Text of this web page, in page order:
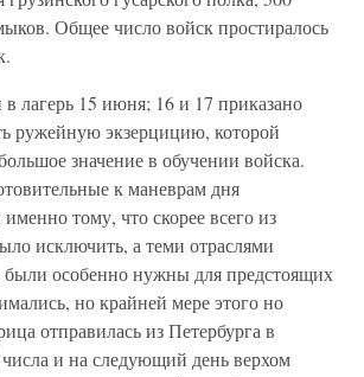
Общее число войск простиралось
лагерь 15 июня; 16 и 17 приказано
ружейную экзерцицию, которой
значение в обучении войска.
к маневрам дня
тому, что скорее всего из
исключить, а теми отраслями
особенно нужны для предстоящих
но крайней мере этого но
отправилась из Петербурга в
и на следующий день верхом